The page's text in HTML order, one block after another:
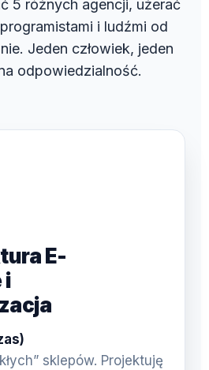
5 różnych agencji, użerać
i ludźmi od
Jeden człowiek, jeden
odpowiedzialność.
E-
i
sklepów. Projektuję